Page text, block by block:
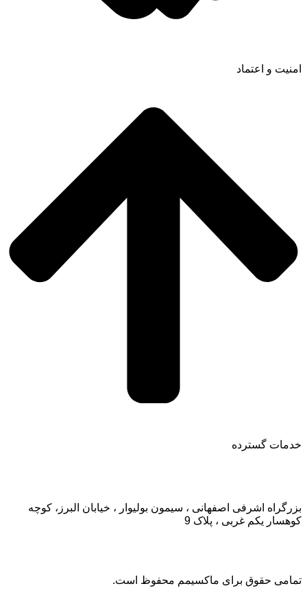
امنیت و اعتماد
خدمات گسترده
بزرگراه اشرفی اصفهانی ، سیمون بولیوار ، خیابان البرز، کوچه
کوهسار یکم غربی ، پلاک 9
تمامی حقوق برای ماکسیمم محفوظ است.